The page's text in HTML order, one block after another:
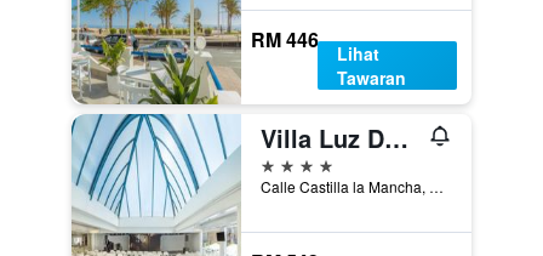
RM 446
Lihat
Tawaran
Villa Luz Design & Art Hotel
4 bintang
Calle Castilla la Mancha, 24, Gandia, Valencia, Sepanyol